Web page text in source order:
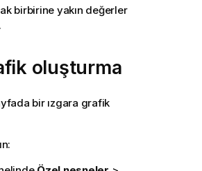
birbirine yakın değerler
oluşturma
bir ızgara grafik